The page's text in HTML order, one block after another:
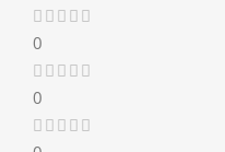
0
0